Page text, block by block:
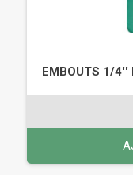
EMBOUTS 1/4''